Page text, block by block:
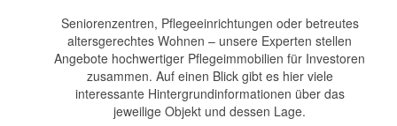
Seniorenzentren, Pflegeeinrichtungen oder betreutes
altersgerechtes Wohnen – unsere Experten stellen
Angebote hochwertiger Pflegeimmobilien für Investoren
zusammen. Auf einen Blick gibt es hier viele
interessante Hintergrundinformationen über das
jeweilige Objekt und dessen Lage.